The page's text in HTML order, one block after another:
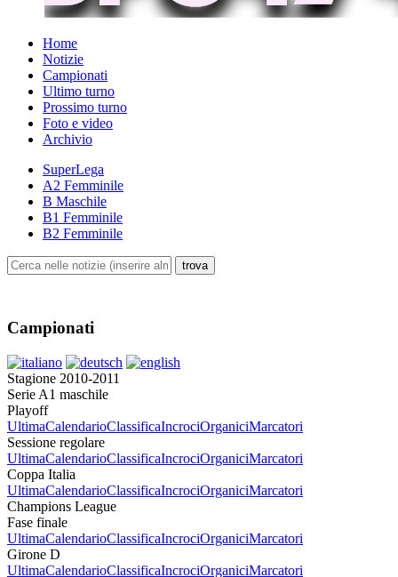
Home
Notizie
Campionati
Ultimo turno
Prossimo turno
Foto e video
Archivio
SuperLega
A2 Femminile
B Maschile
B1 Femminile
B2 Femminile
Campionati
Stagione 2010-2011
Serie A1 maschile
Playoff
UltimaCalendarioClassificaIncrociOrganiciMarcatori
Sessione regolare
UltimaCalendarioClassificaIncrociOrganiciMarcatori
Coppa Italia
UltimaCalendarioClassificaIncrociOrganiciMarcatori
Champions League
Fase finale
UltimaCalendarioClassificaIncrociOrganiciMarcatori
Girone D
UltimaCalendarioClassificaIncrociOrganiciMarcatori